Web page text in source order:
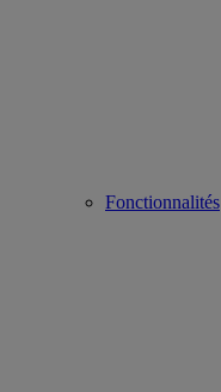
Fonctionnalités